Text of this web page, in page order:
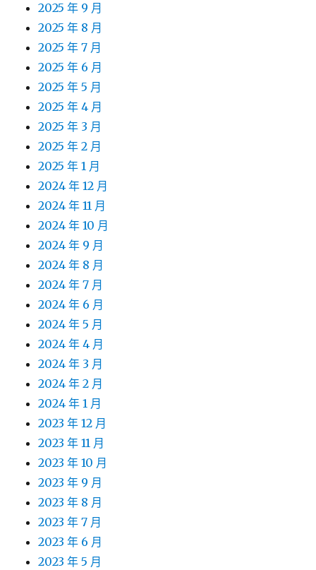
2025 年 9 月
2025 年 8 月
2025 年 7 月
2025 年 6 月
2025 年 5 月
2025 年 4 月
2025 年 3 月
2025 年 2 月
2025 年 1 月
2024 年 12 月
2024 年 11 月
2024 年 10 月
2024 年 9 月
2024 年 8 月
2024 年 7 月
2024 年 6 月
2024 年 5 月
2024 年 4 月
2024 年 3 月
2024 年 2 月
2024 年 1 月
2023 年 12 月
2023 年 11 月
2023 年 10 月
2023 年 9 月
2023 年 8 月
2023 年 7 月
2023 年 6 月
2023 年 5 月